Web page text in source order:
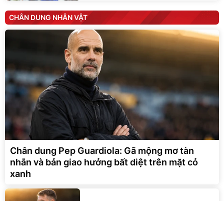
CHÂN DUNG NHÂN VẬT
Chân dung Pep Guardiola: Gã mộng mơ tàn
nhẫn và bản giao hưởng bất diệt trên mặt cỏ
xanh